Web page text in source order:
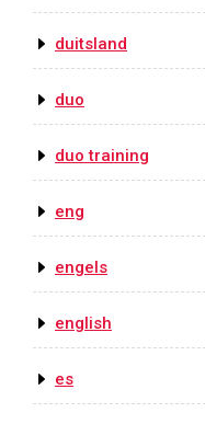
duitsland
duo
duo training
eng
engels
english
es